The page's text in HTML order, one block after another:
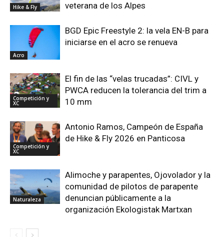
Hike & Fly
veterana de los Alpes
Acro
BGD Epic Freestyle 2: la vela EN-B para
iniciarse en el acro se renueva
Competición y
XC
El fin de las “velas trucadas”: CIVL y
PWCA reducen la tolerancia del trim a
10 mm
Competición y
XC
Antonio Ramos, Campeón de España
de Hike & Fly 2026 en Panticosa
Naturaleza
Alimoche y parapentes, Ojovolador y la
comunidad de pilotos de parapente
denuncian públicamente a la
organización Ekologistak Martxan